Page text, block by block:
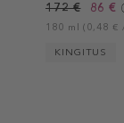
172 € 86 €
180 ml (0,48 €
KINGITUS